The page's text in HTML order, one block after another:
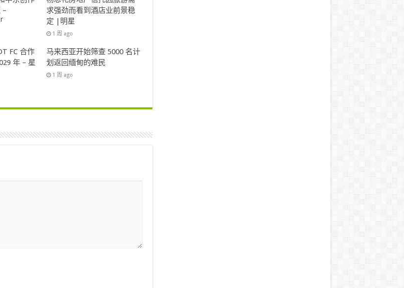
–
求强劲而看到酒店业前景稳
定 |明星
1 周 ago
FC 合作
年 – 星
马来西亚开始筛查 5000 名计
划返回缅甸的难民
1 周 ago